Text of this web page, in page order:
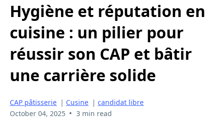
Hygiène et réputation en
cuisine : un pilier pour
réussir son CAP et bâtir
une carrière solide
CAP pâtisserie | Cusine | candidat libre
October 04, 2025 • 3 min read